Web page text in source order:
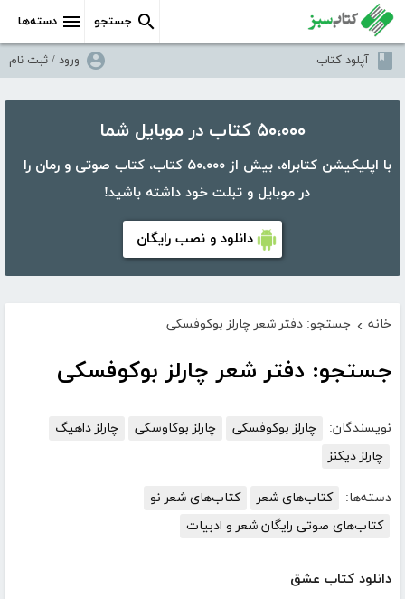
دسته‌ها جستجو
آپلود کتاب ورود / ثبت نام
۵۰،۰۰۰ کتاب در موبایل شما
با اپلیکیشن کتابراه، بیش از ۵۰،۰۰۰ کتاب، کتاب صوتی و رمان را
در موبایل و تبلت خود داشته باشید!
دانلود و نصب رایگان
خانه › جستجو: دفتر شعر چارلز بوکوفسکی
جستجو: دفتر شعر چارلز بوکوفسکی
نویسندگان: چارلز بوکوفسکی چارلز بوکاوسکی
چارلز داهیگ
چارلز دیکنز
دسته‌ها: کتاب‌های شعر
کتاب‌های شعر نو
کتاب‌های صوتی رایگان شعر و ادبیات
دانلود کتاب عشق